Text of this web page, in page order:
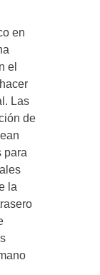
en
el
Las
de
para
la